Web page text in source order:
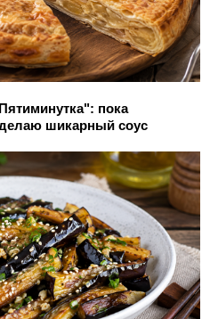
пока
шикарный соус